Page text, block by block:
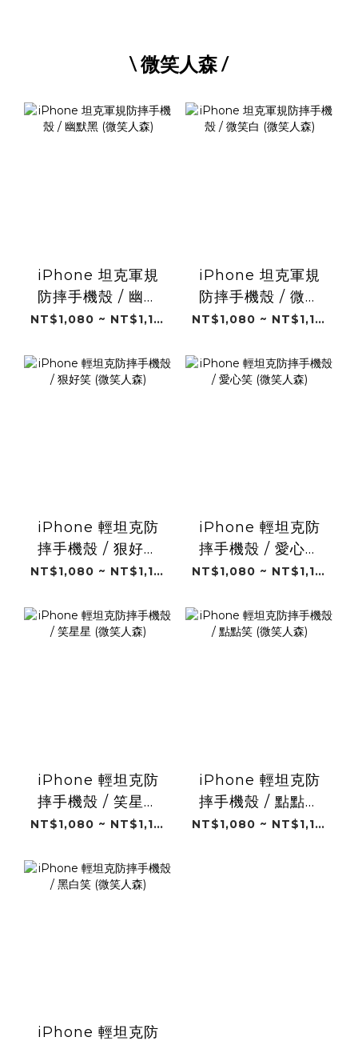
\ 微笑人森 /
iPhone 坦克軍規
防摔手機殼 / 幽默
黑 (微笑人森)
NT$1,080 ~ NT$1,180
iPhone 坦克軍規
防摔手機殼 / 微笑
白 (微笑人森)
NT$1,080 ~ NT$1,180
iPhone 輕坦克防
摔手機殼 / 狠好笑
(微笑人森)
NT$1,080 ~ NT$1,180
iPhone 輕坦克防
摔手機殼 / 愛心笑
(微笑人森)
NT$1,080 ~ NT$1,180
iPhone 輕坦克防
摔手機殼 / 笑星星
(微笑人森)
NT$1,080 ~ NT$1,180
iPhone 輕坦克防
摔手機殼 / 點點笑
(微笑人森)
NT$1,080 ~ NT$1,180
iPhone 輕坦克防